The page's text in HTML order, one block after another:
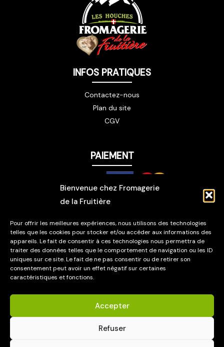
Bienvenue chez Fromagerie
de la Fruitière
Pour offrir les meilleures expériences, nous utilisons des technologies
telles que les cookies pour stocker et/ou accéder aux informations des
appareils. Le fait de consentir à ces technologies nous permettra de
traiter des données telles que le comportement de navigation ou les ID
uniques sur ce site. Le fait de ne pas consentir ou de retirer son
consentement peut avoir un effet négatif sur certaines
caractéristiques et fonctions.
Accepter
Refuser
INFOS PRATIQUES
Contactez-nous
Plan du site
CGV
PAIEMENT
LIVRAISON
© 2026 Fromagerie de la Fruitière.
Mentions légales
Site affiné en cave par